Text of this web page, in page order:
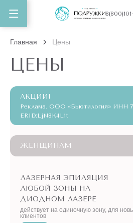
Главная Цены
ЦЕНЫ
АКЦИИ!
Реклама. ООО «Бьютилогия» ИНН
ERID:LjN8K4L1t
ЖЕНЩИНАМ
ЛАЗЕРНАЯ ЭПИЛЯЦИЯ
ЛЮБОЙ ЗОНЫ НА
ДИОДНОМ ЛАЗЕРЕ
действует на одиночную зону, для
клиентов